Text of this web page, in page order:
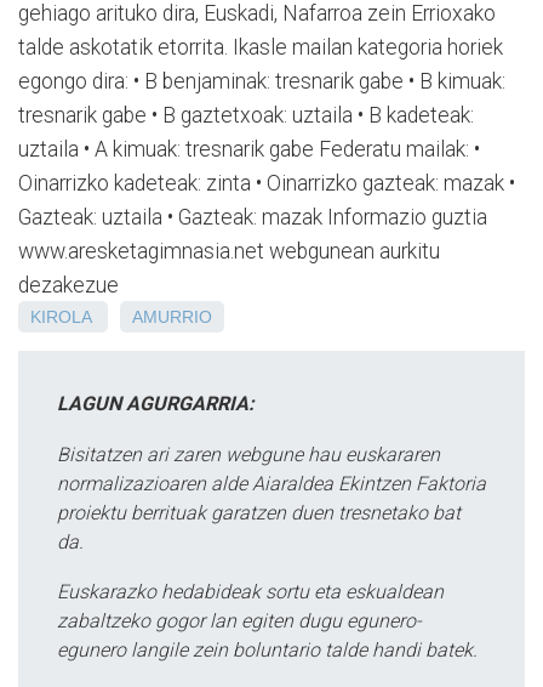
gehiago arituko dira, Euskadi, Nafarroa zein Errioxako
talde askotatik etorrita. Ikasle mailan kategoria horiek
egongo dira: • B benjaminak: tresnarik gabe • B kimuak:
tresnarik gabe • B gaztetxoak: uztaila • B kadeteak:
uztaila • A kimuak: tresnarik gabe Federatu mailak: •
Oinarrizko kadeteak: zinta • Oinarrizko gazteak: mazak •
Gazteak: uztaila • Gazteak: mazak Informazio guztia
www.aresketagimnasia.net webgunean aurkitu
dezakezue
KIROLA AMURRIO
LAGUN AGURGARRIA:
Bisitatzen ari zaren webgune hau euskararen
normalizazioaren alde Aiaraldea Ekintzen Faktoria
proiektu berrituak garatzen duen tresnetako bat
da.
Euskarazko hedabideak sortu eta eskualdean
zabaltzeko gogor lan egiten dugu egunero-
egunero langile zein boluntario talde handi batek.